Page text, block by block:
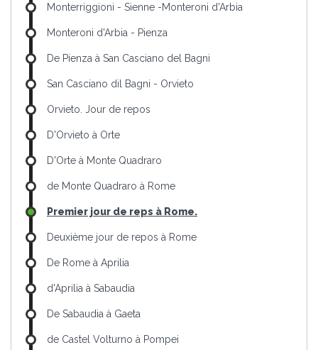
Monterriggioni - Sienne -Monteroni d'Arbia
Monteroni d'Arbia - Pienza
De Pienza à San Casciano del Bagni
San Casciano dil Bagni - Orvieto
Orvieto. Jour de repos
D'Orvieto à Orte
D'Orte à Monte Quadraro
de Monte Quadraro à Rome
Premier jour de reps à Rome.
Deuxième jour de repos à Rome
De Rome à Aprilia
d'Aprilia à Sabaudia
De Sabaudia à Gaeta
de Castel Volturno à Pompei